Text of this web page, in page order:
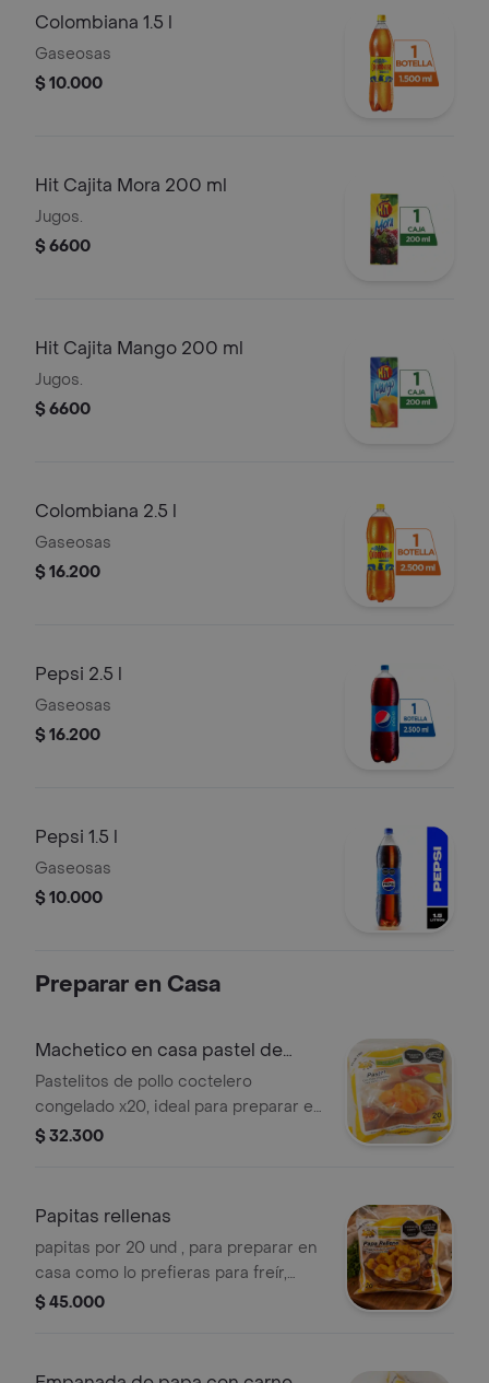
Colombiana 1.5 l
Gaseosas
$ 10.000
Hit Cajita Mora 200 ml
Jugos.
$ 6600
Hit Cajita Mango 200 ml
Jugos.
$ 6600
Colombiana 2.5 l
Gaseosas
$ 16.200
Pepsi 2.5 l
Gaseosas
$ 16.200
Pepsi 1.5 l
Gaseosas
$ 10.000
Preparar en Casa
Machetico en casa pastel de
pollo
Pastelitos de pollo coctelero
congelado x20, ideal para preparar en
el airfyer, horno y/o fritura tradicional.
$ 32.300
Papitas rellenas
papitas por 20 und , para preparar en
casa como lo prefieras para freír,
para freidora de aire o para hornear
$ 45.000